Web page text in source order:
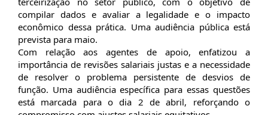
compilar dados e avaliar a legalidade e o impacto
econômico dessa prática. Uma audiência pública está
prevista para maio.
Com relação aos agentes de apoio, enfatizou a
importância de revisões salariais justas e a necessidade
de resolver o problema persistente de desvios de
função. Uma audiência específica para essas questões
está marcada para o dia 2 de abril, reforçando o